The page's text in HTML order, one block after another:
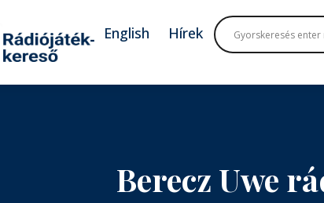
English Hírek
Berecz Uwe